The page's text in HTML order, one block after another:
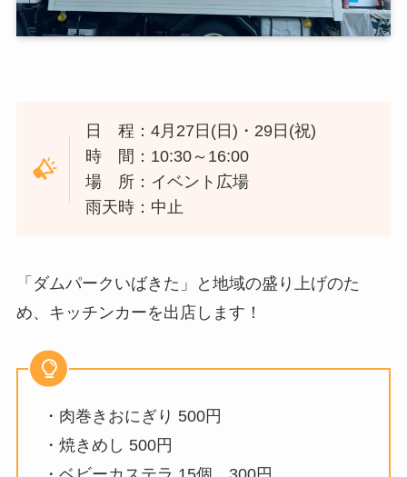
日 程：4月27日(日)・29日(祝)
時 間：10:30～16:00
場 所：イベント広場
雨天時：中止
「ダムパークいばきた」と地域の盛り上げのた
め、キッチンカーを出店します！
・肉巻きおにぎり 500円
・焼きめし 500円